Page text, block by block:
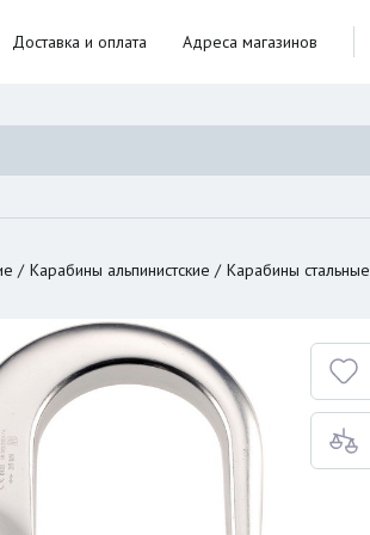
Доставка и оплата Адреса магазинов
Карабины альпинистские Карабины стальные